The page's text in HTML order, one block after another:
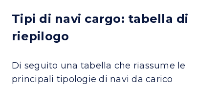
Tipi di navi cargo: tabella di
riepilogo
Di seguito una tabella che riassume le
principali tipologie di navi da carico